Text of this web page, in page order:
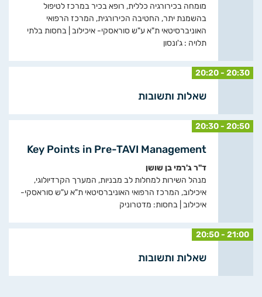
מומחה בכירורגיה כללית, רופא בכיר במרכז לטיפול
בהשמנת יתר, החטיבה הכירורגית, המרכז הרפואי
האוניברסיטאי ת"א ע"ש סוראסקי- איכילוב | בחסות בלתי
תלויה : ג'ונסון
20:20 - 20:30
שאלות ותשובות
20:30 - 20:50
Key Points in Pre-TAVI Management
ד"ר ג'רמי בן שושן
מנהל השירות למחלות לב מבניות, המערך הקרדיולוגי,
איכילוב, המרכז הרפואי האוניברסיטאי ת"א ע"ש סוראסקי-
איכילוב | בחסות: מדטרוניק
20:50 - 21:00
שאלות ותשובות